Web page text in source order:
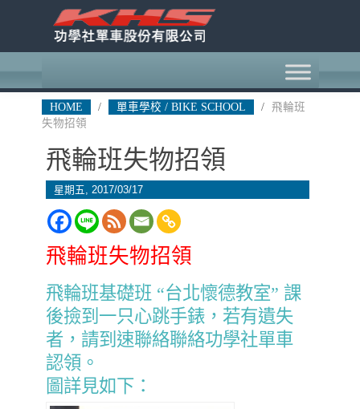
HOME / 單車學校 / BIKE SCHOOL /
飛輪班
失物招領
飛輪班失物招領
星期五, 2017/03/17
飛輪班失物招領
飛輪班基礎班 “台北懷德教室” 課
後撿到一只心跳手錶，若有遺失
者，請到速聯絡聯絡功學社單車
認領。
圖詳見如下：